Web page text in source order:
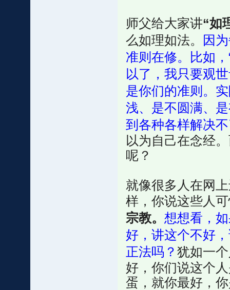
师父给大家讲“如
么如理如法。
因
准则在修。比如
以了，我只要观
是你们的准则。
浅、是不圆满、
到各种各样解决
以为自己在念经
呢？
就像很多人在网
样，你说这些人
宗教。 想想看，
好，讲这个不好
正法吗？ 犹如一
好，你们说这个
蛋，就你最好，